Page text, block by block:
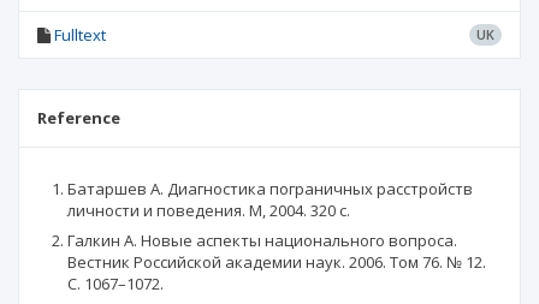
Fulltext UK
Reference
Батаршев А. Диагностика пограничных расстройств
личности и поведения. М, 2004. 320 с.
Галкин А. Новые аспекты национального вопроса.
Вестник Российской академии наук. 2006. Том 76. № 12.
С. 1067–1072.